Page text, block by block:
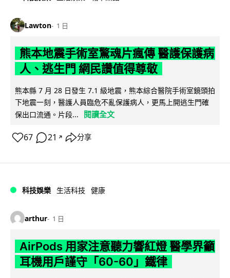
Lawton 1 日
熊本地震手術室驚魂片瘋傳 醫護保護病
人、逃生門 網民讚值得尊敬
熊本縣 7 月 28 日發生 7.1 級地震，熊本綜合醫院手術室鏡頭拍
下地震一刻，醫護人員臨危不亂保護病人，更馬上開逃生門確
保出口流通。片段...
閱讀全文
67 21 ↗ 分享
科技娛樂 生活科技 健康
arthur 1 日
AirPods 用家注意聽力響紅燈 醫學界籲
耳機用戶謹守「60-60」鐵律